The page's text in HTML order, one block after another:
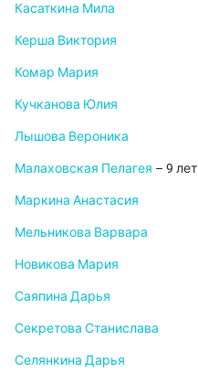
Касаткина Мила
Керша Виктория
Комар Мария
Кучканова Юлия
Лышова Вероника
Малаховская Пелагея – 9 лет
Маркина Анастасия
Мельникова Варвара
Новикова Мария
Саяпина Дарья
Секретова Станислава
Селянкина Дарья